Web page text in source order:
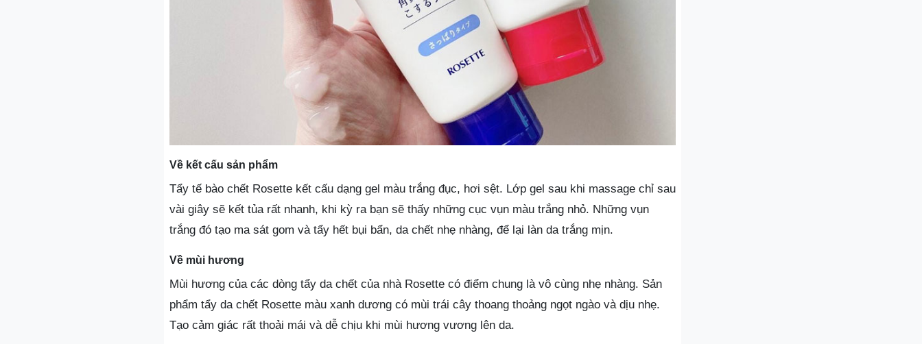
Về kết cấu sản phẩm
Tẩy tế bào chết Rosette kết cấu dạng gel màu trắng đục, hơi sệt. Lớp gel sau khi massage chỉ sau
vài giây sẽ kết tủa rất nhanh, khi kỳ ra bạn sẽ thấy những cục vụn màu trắng nhỏ. Những vụn
trắng đó tạo ma sát gom và tẩy hết bụi bẩn, da chết nhẹ nhàng, để lại làn da trắng mịn.
Về mùi hương
Mùi hương của các dòng tẩy da chết của nhà Rosette có điểm chung là vô cùng nhẹ nhàng. Sản
phẩm tẩy da chết Rosette màu xanh dương có mùi trái cây thoang thoảng ngọt ngào và dịu nhẹ.
Tạo cảm giác rất thoải mái và dễ chịu khi mùi hương vương lên da.